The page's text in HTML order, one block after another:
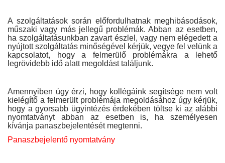
A szolgáltatások során előfordulhatnak meghibásodások,
műszaki vagy más jellegű problémák. Abban az esetben,
ha szolgáltatásunkban zavart észlel, vagy nem elégedett a
nyújtott szolgáltatás minőségével kérjük, vegye fel velünk a
kapcsolatot, hogy a felmerülő problémákra a lehető
legrövidebb idő alatt megoldást találjunk.
Amennyiben úgy érzi, hogy kollégáink segítsége nem volt
kielégítő a felmerült problémája megoldásához úgy kérjük,
hogy a gyorsabb ügyintézés érdekében töltse ki az alábbi
nyomtatványt abban az esetben is, ha személyesen
kívánja panaszbejelentését megtenni.
Panaszbejelentő nyomtatvány